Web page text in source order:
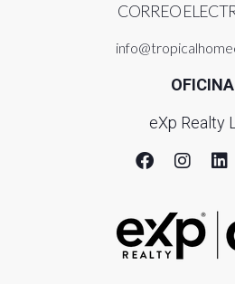
CORREO
OFICINA
eXp Realty